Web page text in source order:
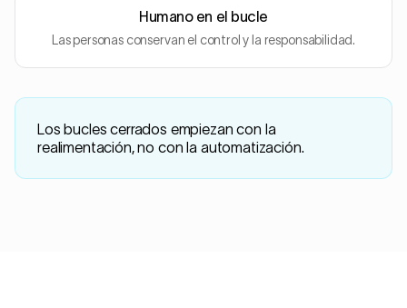
Humano en el bucle
Las personas conservan el control y la responsabilidad.
Los bucles cerrados empiezan con la
realimentación, no con la automatización.